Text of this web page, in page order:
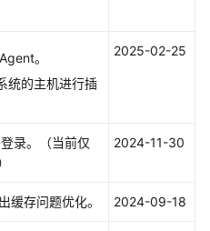
。
统的主机进行插
2025-02-25
录。（当前仅
2024-11-30
缓存问题优化。 2024-09-18